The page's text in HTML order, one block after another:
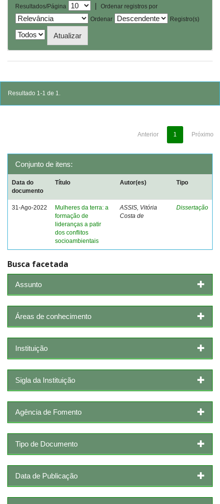
Resultados/Página |
Ordenar registros por
Ordenar
Registro(s)
Resultado 1-1 de 1.
Anterior 1 Próximo
Conjunto de itens:
Data do
documento
Título Autor(es) Tipo
31-Ago-2022
Mulheres da terra: a
formação de
lideranças a patir
dos conflitos
socioambientais
ASSIS, Vitória
Costa de
Dissertação
Busca facetada
Assunto
Áreas de conhecimento
Instituição
Sigla da Instituição
Agência de Fomento
Tipo de Documento
Data de Publicação